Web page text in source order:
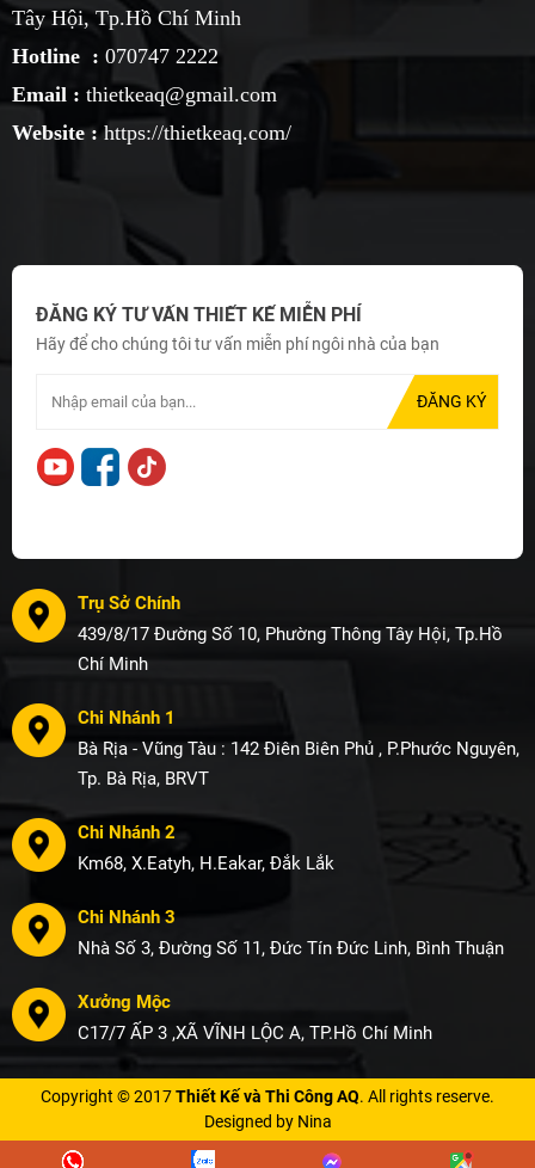
Tây Hội, Tp.Hồ Chí Minh
Hotline : 070747 2222
Email : thietkeaq@gmail.com
Website :https://thietkeaq.com/
ĐĂNG KÝ TƯ VẤN THIẾT KẾ MIỄN PHÍ
Hãy để cho chúng tôi tư vấn miễn phí ngôi nhà của bạn
Trụ Sở Chính
439/8/17 Đường Số 10, Phường Thông Tây Hội, Tp.Hồ
Chí Minh
Chi Nhánh 1
Bà Rịa - Vũng Tàu : 142 Điên Biên Phủ , P.Phước Nguyên,
Tp. Bà Rịa, BRVT
Chi Nhánh 2
Km68, X.Eatyh, H.Eakar, Đắk Lắk
Chi Nhánh 3
Nhà Số 3, Đường Số 11, Đức Tín Đức Linh, Bình Thuận
Xưởng Mộc
C17/7 ẤP 3 ,XÃ VĨNH LỘC A, TP.Hồ Chí Minh
Copyright © 2017Thiết Kế và Thi Công AQ. All rights reserve.
Designed by Nina